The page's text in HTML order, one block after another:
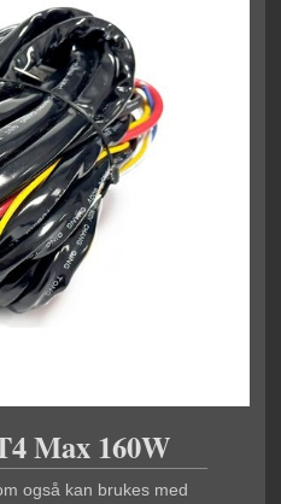
Max 160W
også kan brukes med